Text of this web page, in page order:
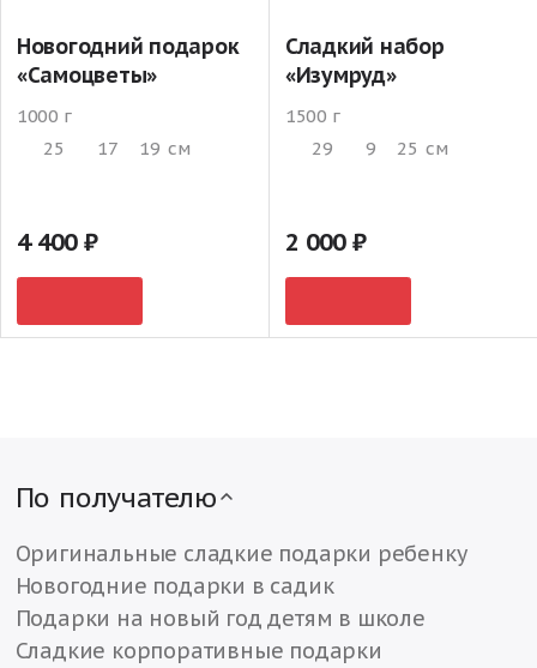
Новогодний подарок
«Самоцветы»
1000 г
25
17 19 см
4 400
Сладкий набор
«Изумруд»
1500 г
29
9 25 см
2 000
По получателю
Оригинальные сладкие подарки ребенку
Новогодние подарки в садик
Подарки на новый год детям в школе
Сладкие корпоративные подарки